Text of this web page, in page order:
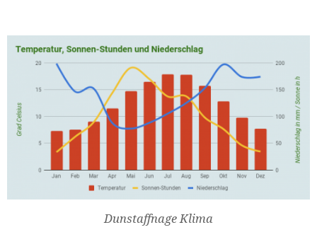
Dunstaffnage Klima